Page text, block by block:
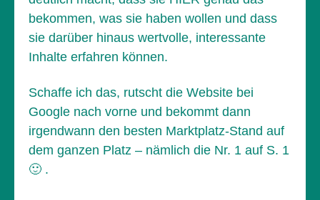
bekommen, was sie haben wollen und dass
sie darüber hinaus wertvolle, interessante
Inhalte erfahren können.
Schaffe ich das, rutscht die Website bei
Google nach vorne und bekommt dann
irgendwann den besten Marktplatz-Stand auf
dem ganzen Platz – nämlich die Nr. 1 auf S. 1
🙂 .